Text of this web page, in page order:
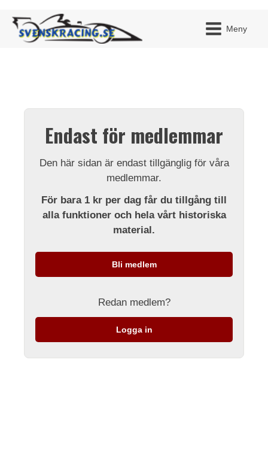
Meny
Endast för medlemmar
Den här sidan är endast tillgänglig för våra
medlemmar.
För bara 1 kr per dag får du tillgång till
alla funktioner och hela vårt historiska
material.
Bli medlem
Redan medlem?
Logga in